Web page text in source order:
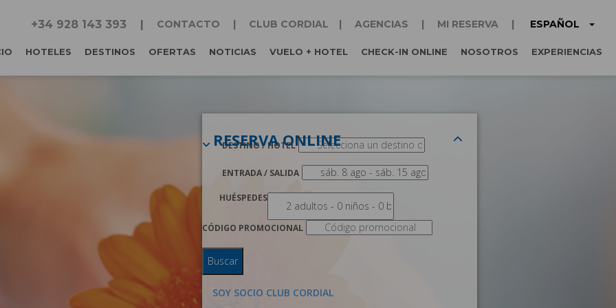
+34 928 143 393 CONTACTO CLUB CORDIAL AGENCIAS MI RESERVA ESPAÑOL
HOTELES DESTINOS OFERTAS NOTICIAS VUELO + HOTEL CHECK-IN ONLINE NOSOTROS EXPERIENCIAS
RESERVA ONLINE
DESTINO / HOTEL
ENTRADA / SALIDA
HUÉSPEDES
CÓDIGO PROMOCIONAL
Buscar
SOY SOCIO CLUB CORDIAL